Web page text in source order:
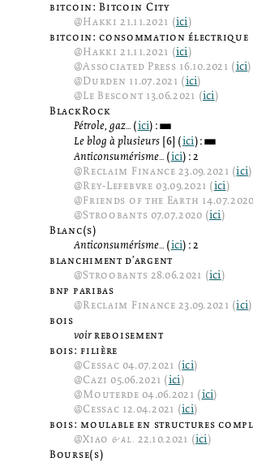
bitcoin: Bitcoin City
@Hakki21.11.2021 (ici)
bitcoin: consommation électrique
@Hakki21.11.2021 (ici)
@Associated Press 16.10.2021 (ici)
@Durden 11.07.2021 (ici)
@Le Bescont 13.06.2021 (ici)
BlackRock
Pétrole, gaz... (ici):3
Le blog à plusieurs [6] (ici):3
Anticonsumérisme... (ici): 2
@Reclaim Finance 23.09.2021 (ici)
@Rey-Lefebvre 03.09.2021 (ici)
@Friends of the Earth
@Stroobants 07.07.2020 (ici)
Blanc(s)
Anticonsumérisme... (ici): 2
blanchiment d’argent
@Stroobants 28.06.2021 (ici)
bnp paribas
@Reclaim Finance 23.09.2021 (ici)
bois
voirreboisement
bois: filière
@Cessac 04.07.2021 (ici)
@Cazi 05.06.2021 (ici)
@Mouterde 04.06.2021 (ici)
@Cessac 12.04.2021 (ici)
bois: moulable en structures
@Xiao & al. 22.10.2021 (ici)
Bourse(s)